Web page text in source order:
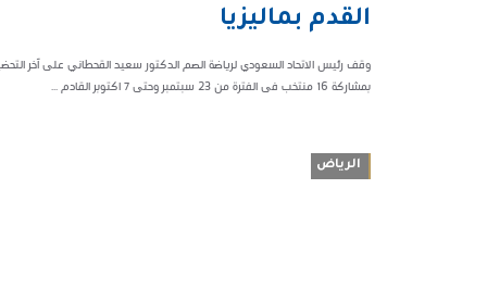
القدم بماليزيا
وقف رئيس الاتحاد السعودي لرياضة الصم الدكتور سعيد القحطاني على آخر
بمشاركة 16 منتخب فى الفترة من 23 سبتمبر وحتى 7 اكتوبر القادم ...
الرياض